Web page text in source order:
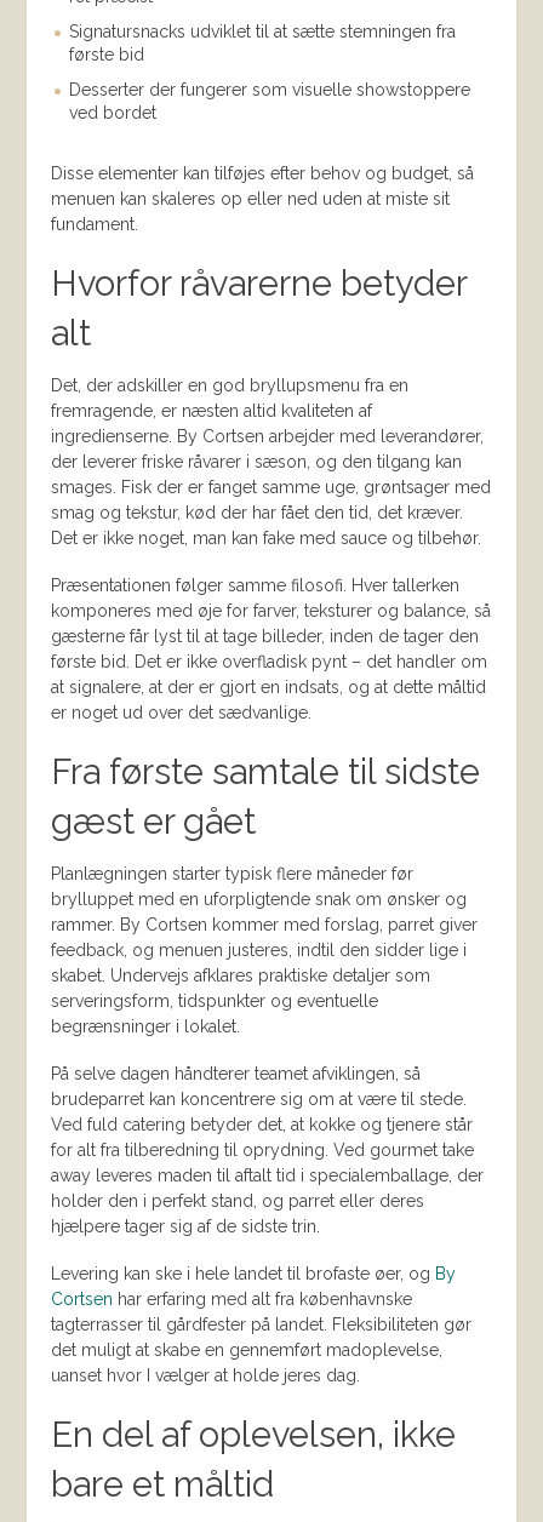
Signatursnacks udviklet til at sætte stemningen fra
første bid
Desserter der fungerer som visuelle showstoppere
ved bordet
Disse elementer kan tilføjes efter behov og budget, så
menuen kan skaleres op eller ned uden at miste sit
fundament.
Hvorfor råvarerne betyder
alt
Det, der adskiller en god bryllupsmenu fra en
fremragende, er næsten altid kvaliteten af
ingredienserne. By Cortsen arbejder med leverandører,
der leverer friske råvarer i sæson, og den tilgang kan
smages. Fisk der er fanget samme uge, grøntsager med
smag og tekstur, kød der har fået den tid, det kræver.
Det er ikke noget, man kan fake med sauce og tilbehør.
Præsentationen følger samme filosofi. Hver tallerken
komponeres med øje for farver, teksturer og balance, så
gæsterne får lyst til at tage billeder, inden de tager den
første bid. Det er ikke overfladisk pynt – det handler om
at signalere, at der er gjort en indsats, og at dette måltid
er noget ud over det sædvanlige.
Fra første samtale til sidste
gæst er gået
Planlægningen starter typisk flere måneder før
brylluppet med en uforpligtende snak om ønsker og
rammer. By Cortsen kommer med forslag, parret giver
feedback, og menuen justeres, indtil den sidder lige i
skabet. Undervejs afklares praktiske detaljer som
serveringsform, tidspunkter og eventuelle
begrænsninger i lokalet.
På selve dagen håndterer teamet afviklingen, så
brudeparret kan koncentrere sig om at være til stede.
Ved fuld catering betyder det, at kokke og tjenere står
for alt fra tilberedning til oprydning. Ved gourmet take
away leveres maden til aftalt tid i specialemballage, der
holder den i perfekt stand, og parret eller deres
hjælpere tager sig af de sidste trin.
Levering kan ske i hele landet til brofaste øer, og By
Cortsen har erfaring med alt fra københavnske
tagterrasser til gårdfester på landet. Fleksibiliteten gør
det muligt at skabe en gennemført madoplevelse,
uanset hvor I vælger at holde jeres dag.
En del af oplevelsen, ikke
bare et måltid